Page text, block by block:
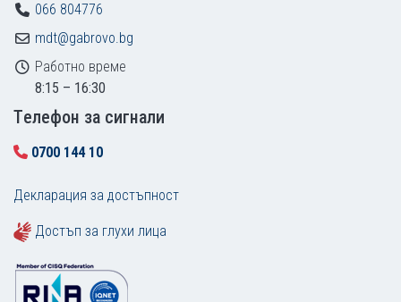
066 804776
mdt@gabrovo.bg
Работно време
8:15 – 16:30
Tелефон за сигнали
0700 144 10
Декларация за достъпност
Достъп за глухи лица